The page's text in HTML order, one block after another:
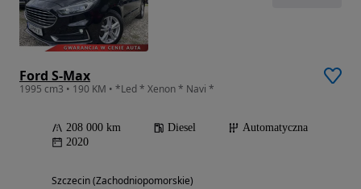
Ford S-Max
1995 cm3 • 190 KM • *Led * Xenon * Navi *
208 000 km Diesel
Automatyczna
2020
Szczecin (Zachodniopomorskie)